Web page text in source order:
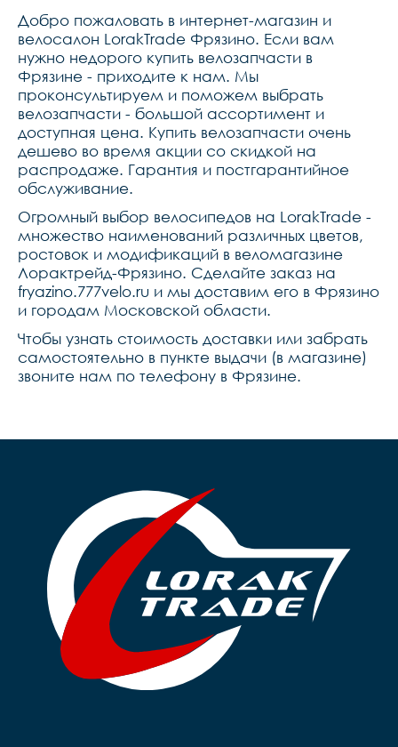
Добро пожаловать в интернет-магазин и
велосалон LorakTrade Фрязино. Если вам
нужно недорого купить велозапчасти в
Фрязине - приходите к нам. Мы
проконсультируем и поможем выбрать
велозапчасти - большой ассортимент и
доступная цена. Купить велозапчасти очень
дешево во время акции со скидкой на
распродаже. Гарантия и постгарантийное
обслуживание.
Огромный выбор велосипедов на LorakTrade -
множество наименований различных цветов,
ростовок и модификаций в веломагазине
Лорактрейд-Фрязино. Сделайте заказ на
fryazino.777velo.ru и мы доставим его в Фрязино
и городам Московской области.
Чтобы узнать стоимость доставки или забрать
самостоятельно в пункте выдачи (в магазине)
звоните нам по телефону в Фрязине.